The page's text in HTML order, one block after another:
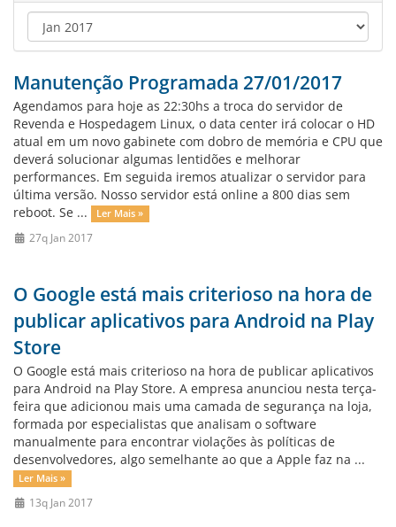
Manutenção Programada 27/01/2017
Agendamos para hoje as 22:30hs a troca do servidor de
Revenda e Hospedagem Linux, o data center irá colocar o HD
atual em um novo gabinete com dobro de memória e CPU que
deverá solucionar algumas lentidões e melhorar
performances. Em seguida iremos atualizar o servidor para
última versão. Nosso servidor está online a 800 dias sem
reboot. Se ...
Ler Mais »
27q Jan 2017
O Google está mais criterioso na hora de
publicar aplicativos para Android na Play
Store
O Google está mais criterioso na hora de publicar aplicativos
para Android na Play Store. A empresa anunciou nesta terça-
feira que adicionou mais uma camada de segurança na loja,
formada por especialistas que analisam o software
manualmente para encontrar violações às políticas de
desenvolvedores, algo semelhante ao que a Apple faz na ...
Ler Mais »
13q Jan 2017